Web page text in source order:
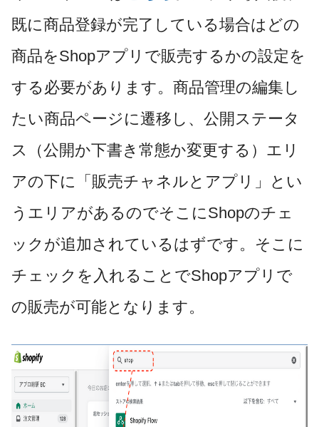
既に商品登録が完了している場合はどの
商品をShopアプリで販売するかの設定を
する必要があります。商品管理の編集し
たい商品ページに遷移し、公開ステータ
ス（公開か下書き常態か変更する）エリ
アの下に「販売チャネルとアプリ」とい
うエリアがあるのでそこにShopのチェ
ックが追加されているはずです。そこに
チェックを入れることでShopアプリで
の販売が可能となります。